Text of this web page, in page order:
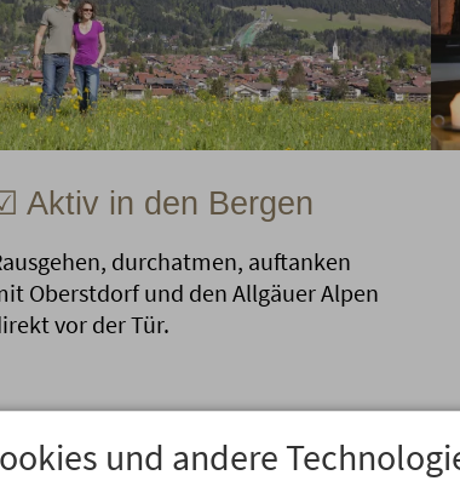
Aktiv in den Bergen
durchatmen, auftanken
Oberstdorf und den Allgäuer Alpen
vor der Tür.
und andere